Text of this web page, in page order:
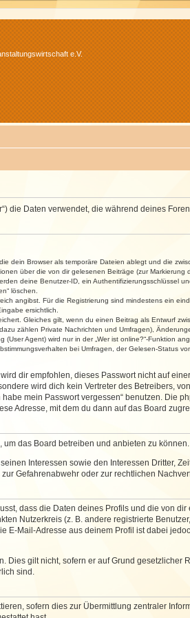
e.V.
die Daten verwendet, die während deines
dein Browser als temporäre Dateien ablegt und die
über die von dir gelesenen Beiträge (zur
deine Benutzer-ID, ein Authentifizierungsschlüssel
löschen.
angibst. Für die Registrierung sind mindestens ein
ersichtlich.
Gleiches gilt, wenn du einen Beitrag als Entwurf
zählen Private Nachrichten und Umfragen),
Agent) wird nur in der „Wer ist online?“-Funktion
bei Umfragen, der Gelesen-Status
dir empfohlen, dieses Passwort nicht auf
wird dich kein Vertreter des Betreibers,
mein Passwort vergessen“ benutzen. Die
Adresse, mit dem du dann auf das Board
das Board betreiben und anbieten zu können.
Interessen sowie den Interessen Dritter,
Gefahrenabwehr oder zur rechtlichen
dass die Daten deines Profils und die von
Nutzerkreis (z. B. andere registrierte
Mail-Adresse aus deinem Profil ist dabei
gilt nicht, sofern er auf Grund gesetzlicher
sind.
sofern dies zur Übermittlung zentraler